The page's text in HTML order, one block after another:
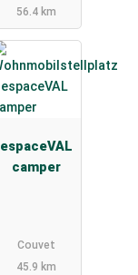
56.4 km
espaceVAL
camper
Couvet
45.9 km